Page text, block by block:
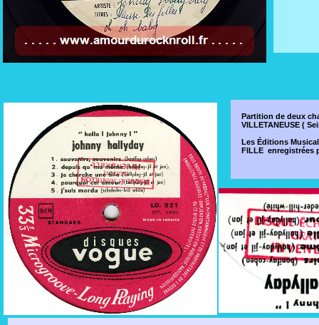
Partition de deux
VILLETANEUSE (
Les Éditions
FILLE enregistrées